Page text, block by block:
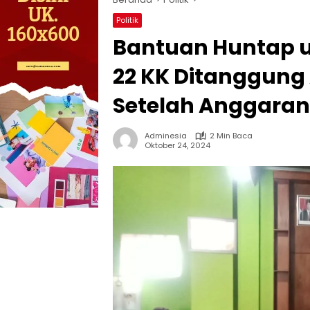
Politik
Bantuan Huntap
22 KK
Setelah
Adminesia
2 Min Baca
Oktober 24, 2024